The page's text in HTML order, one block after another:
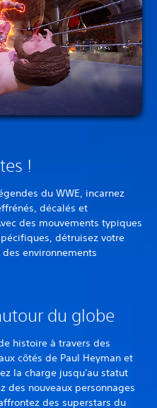
!
du WWE, incarnez
décalés et
des mouvements typiques
détruisez votre
environnements
du globe
histoire à travers des
côtés de Paul Heyman et
la charge jusqu'au statut
des nouveaux personnages
des superstars du